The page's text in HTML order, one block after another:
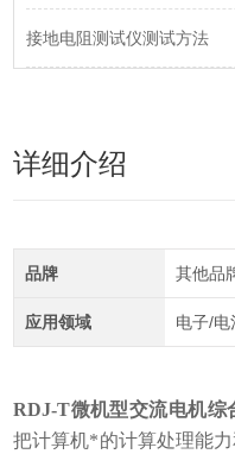
接地电阻测试仪测试方法
详细介绍
品牌 其他品
应用领域 电子/电
RDJ-T微机型交流电机综
把计算机*的计算处理能